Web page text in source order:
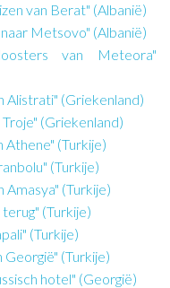
van Berat" (Albanië)
Metsovo" (Albanië)
van Meteora"
Alistrati" (Griekenland)
(Griekenland)
Athene" (Turkije)
(Turkije)
Amasya" (Turkije)
(Turkije)
(Turkije)
Georgië" (Turkije)
hotel" (Georgië)